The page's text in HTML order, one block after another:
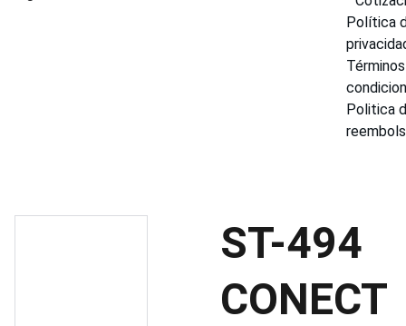
Política
Politica
ST-494
CONECT